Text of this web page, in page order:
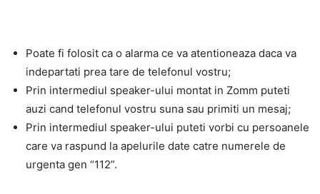
Poate fi folosit ca o alarma ce va atentioneaza daca va
indepartati prea tare de telefonul vostru;
Prin intermediul speaker-ului montat in Zomm puteti
auzi cand telefonul vostru suna sau primiti un mesaj;
Prin intermediul speaker-ului puteti vorbi cu persoanele
care va raspund la apelurile date catre numerele de
urgenta gen “112”.